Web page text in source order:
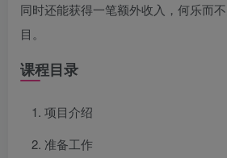
同时还能获得一笔额外收入，何乐而
目。
课程目录
项目介绍
准备工作